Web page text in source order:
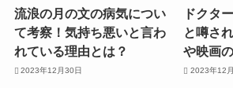
流浪の月の文の病気につい
て考察！気持ち悪いと言わ
れている理由とは？
2023年12月30日
ドクタ
と噂さ
や映画
2023年12